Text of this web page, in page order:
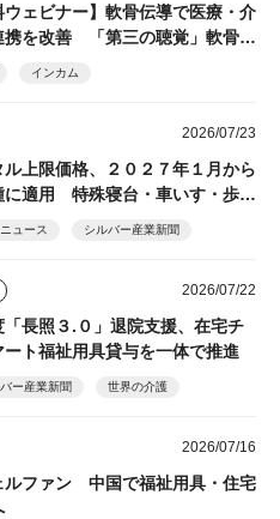
ウェビナー】軟骨伝導で医療・介
携を改善 「第三の聴覚」軟骨伝
インカム
2026/07/23
上限価格、２０２７年１月から
に適用 特殊寝台・車いす・歩行
ュース シルバー産業新聞
2026/07/22
「長照３.０」退院支援、在宅チ
ート福祉用具貸与を一体で推進
ー産業新聞 世界の介護
2026/07/16
ルファン 中国で福祉用具・住宅